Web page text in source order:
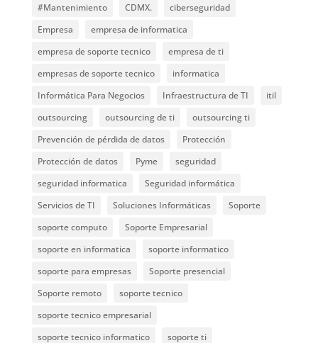
#Mantenimiento CDMX.
ciberseguridad
Empresa
empresa de informatica
empresa de soporte tecnico
empresa de ti
empresas de soporte tecnico
informatica
Informática Para Negocios
Infraestructura de TI
itil
outsourcing
outsourcing de ti
outsourcing ti
Prevención de pérdida de datos
Protección
Protección de datos
Pyme
seguridad
seguridad informatica
Seguridad informática
Servicios de TI
Soluciones Informáticas
Soporte
soporte computo
Soporte Empresarial
soporte en informatica
soporte informatico
soporte para empresas
Soporte presencial
Soporte remoto
soporte tecnico
soporte tecnico empresarial
soporte tecnico informatico
soporte ti